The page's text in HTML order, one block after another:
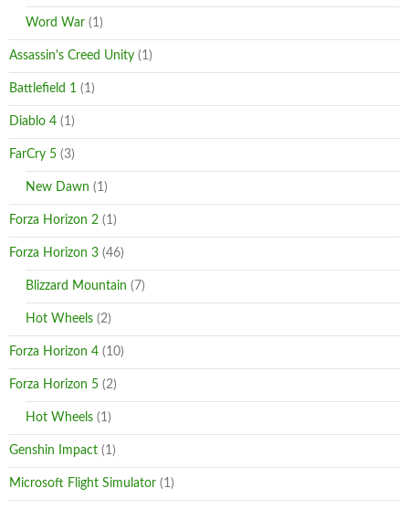
Word War (1)
Assassin's Creed Unity (1)
Battlefield 1 (1)
Diablo 4 (1)
FarCry 5 (3)
New Dawn (1)
Forza Horizon 2 (1)
Forza Horizon 3 (46)
Blizzard Mountain (7)
Hot Wheels (2)
Forza Horizon 4 (10)
Forza Horizon 5 (2)
Hot Wheels (1)
Genshin Impact (1)
Microsoft Flight Simulator (1)